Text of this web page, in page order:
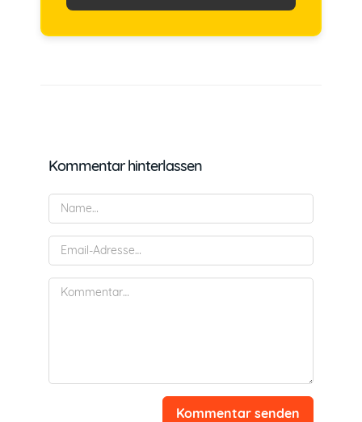
Kommentar hinterlassen
Kommentar senden